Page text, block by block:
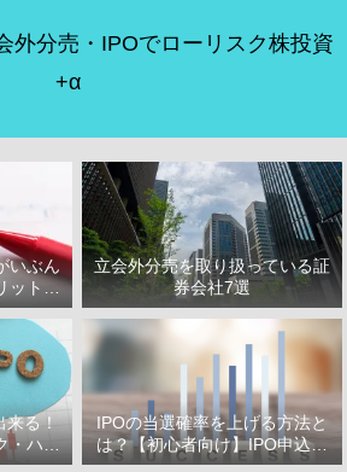
外分売・IPOでローリスク株投資
+α
いぶん
ット・
立会外分売を取り扱っている証
券会社7選
来る！
・ハイ
う！
IPOの当選確率を上げる方法と
は？【初心者向け】IPO申込で
選ぶべき証券会社